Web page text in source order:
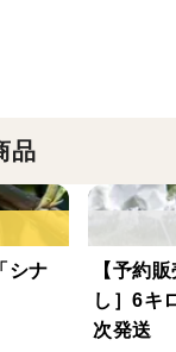
品
シナ
【予約
し］6キ
次発送